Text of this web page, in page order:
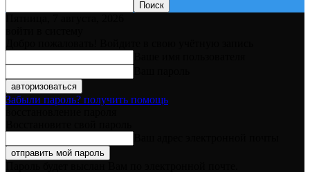
Забыли пароль? получить помощь